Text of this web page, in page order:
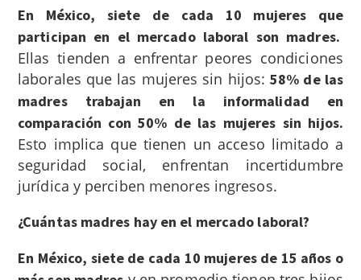
En México, siete de cada 10 mujeres que
participan en el mercado laboral son madres.
Ellas tienden a enfrentar peores condiciones
laborales que las mujeres sin hijos:58% de las
madres trabajan en la informalidad en
comparación con 50% de las mujeres sin hijos.
Esto implica que tienen un acceso limitado a
seguridad social, enfrentan incertidumbre
jurídica y perciben menores ingresos.
¿Cuántas madres hay en el mercado laboral?
En México, siete de cada 10 mujeres de 15 años o